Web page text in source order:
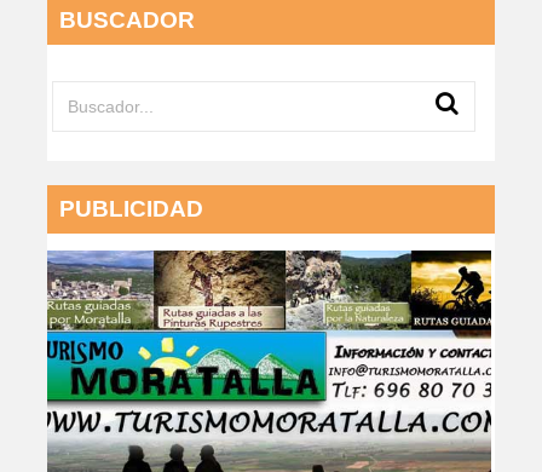
BUSCADOR
PUBLICIDAD